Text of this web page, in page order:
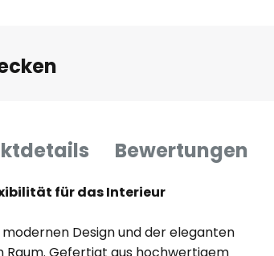
Bewertungen
für das Interieur
Design und der eleganten